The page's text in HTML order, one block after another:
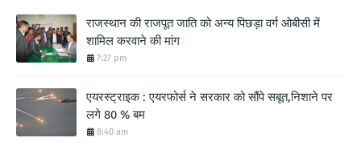
राजस्थान की राजपूत जाति को अन्य पिछड़ा वर्ग ओबीसी में
शामिल करवाने की मांग
7:27 pm
एयरस्ट्राइक : एयरफोर्स ने सरकार को सौंपे सबूत,निशाने पर
लगे 80 % बम
8:40 am